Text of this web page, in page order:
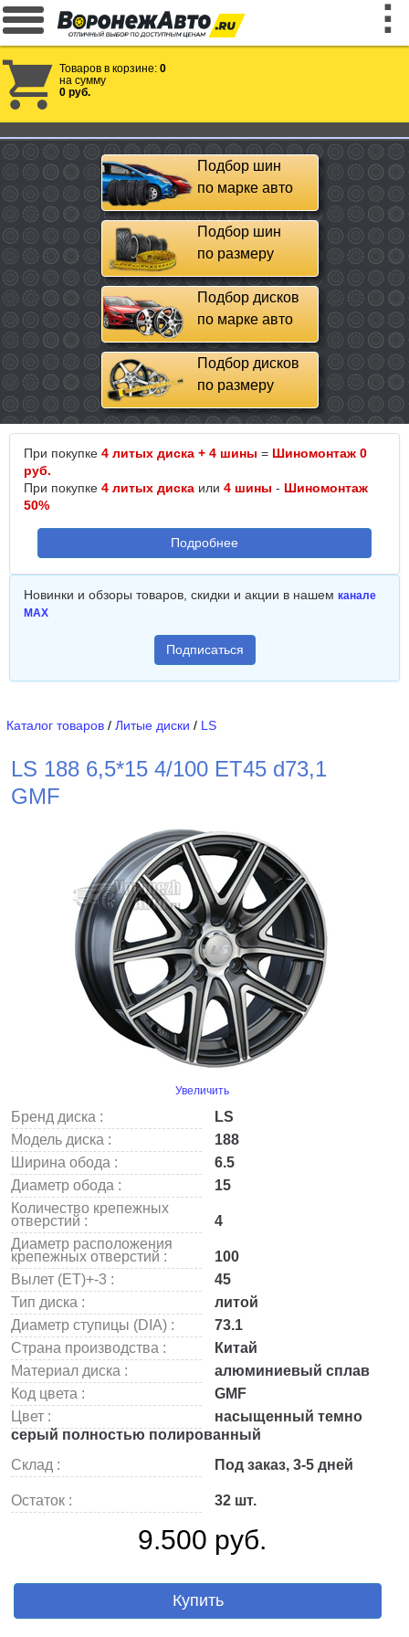
Товаров в корзине: 0
на сумму
0 руб.
Подбор шин
по марке авто
Подбор шин
по размеру
Подбор дисков
по марке авто
Подбор дисков
по размеру
При покупке 4 литых диска + 4 шины = Шиномонтаж 0
руб.
При покупке 4 литых диска или 4 шины - Шиномонтаж
50%
Подробнее
Новинки и обзоры товаров, скидки и акции в нашем канале
MAX
Подписаться
Каталог товаров / Литые диски / LS
LS 188 6,5*15 4/100 ET45 d73,1
GMF
Увеличить
Бренд диска :
LS
Модель диска :
188
Ширина обода :
6.5
Диаметр обода :
15
Количество крепежных
отверстий :
4
Диаметр расположения
крепежных отверстий :
100
Вылет (ET)+-3 :
45
Тип диска :
литой
Диаметр ступицы (DIA) :
73.1
Страна производства :
Китай
Материал диска :
алюминиевый сплав
Код цвета :
GMF
Цвет :
насыщенный темно
серый полностью полированный
Склад :
Под заказ, 3-5 дней
Остаток : 32 шт.
9.500 руб.
Купить